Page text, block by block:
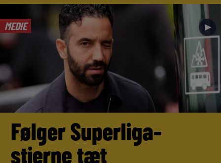
MEDIE ►
Følger Superliga-
stjerne tæt